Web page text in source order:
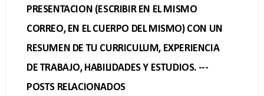
PRESENTACION (ESCRIBIR EN EL MISMO
CORREO, EN EL CUERPO DEL MISMO) CON UN
RESUMEN DE TU CURRICULUM, EXPERIENCIA
DE TRABAJO, HABILIDADES Y ESTUDIOS. ---
POSTS RELACIONADOS